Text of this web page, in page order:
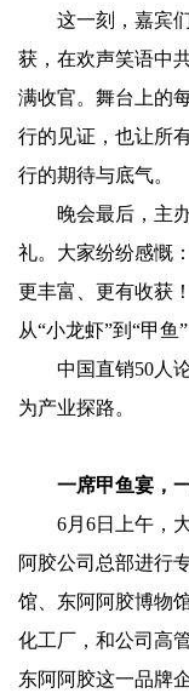
这一刻，嘉宾们
获，在欢声笑语中
满收官。舞台上的
行的见证，也让所
行的期待与底气。
晚会最后，主办
礼。大家纷纷感慨
更丰富、更有收获
从“小龙虾”到“甲鱼
中国直销50人论
为产业探路。
一席甲鱼宴，
6月6日上午，大
阿胶公司总部进行
馆、东阿阿胶博物
化工厂，和公司高
东阿阿胶这一品牌